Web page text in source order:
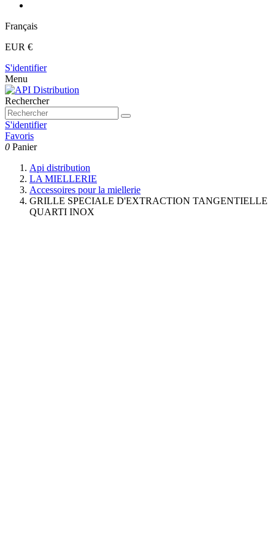
Français
EUR €
S'identifier
Menu
Rechercher
S'identifier
Favoris
0 Panier
Api distribution
LA MIELLERIE
Accessoires pour la miellerie
GRILLE SPECIALE D'EXTRACTION TANGENTIELLE
QUARTI INOX